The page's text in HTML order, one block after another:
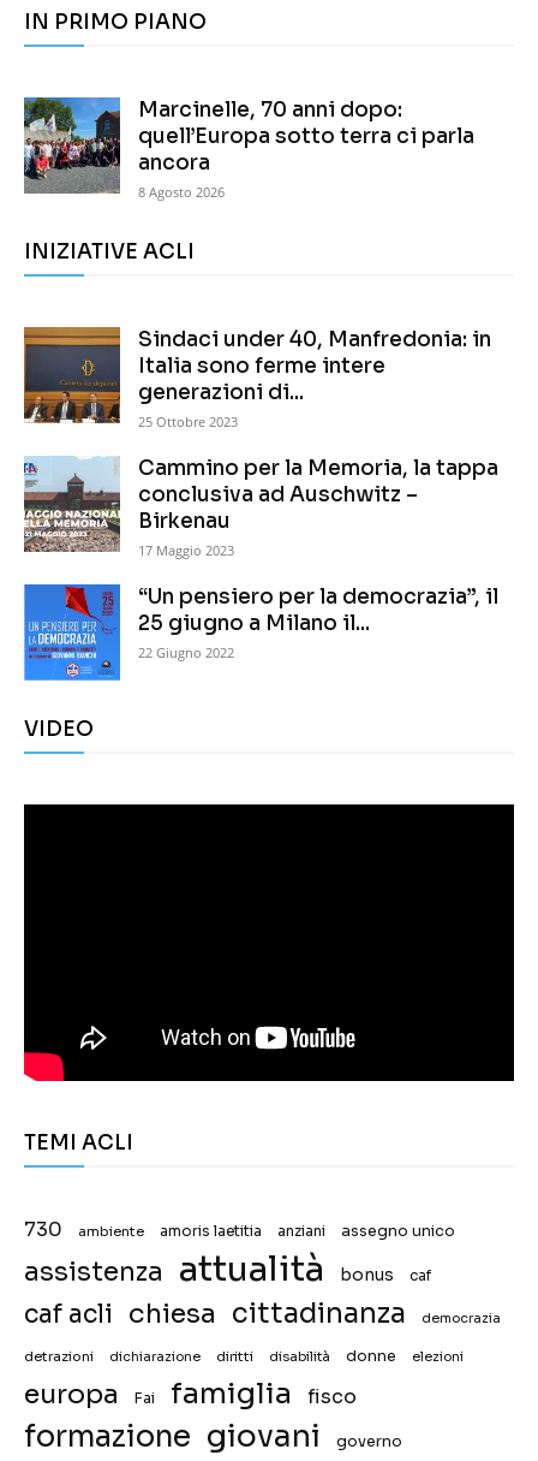
IN PRIMO PIANO
Marcinelle, 70 anni dopo:
quell’Europa sotto terra ci parla
ancora
8 Agosto 2026
INIZIATIVE ACLI
Sindaci under 40, Manfredonia: in
Italia sono ferme intere
generazioni di...
25 Ottobre 2023
Cammino per la Memoria, la tappa
conclusiva ad Auschwitz –
Birkenau
17 Maggio 2023
“Un pensiero per la democrazia”, il
25 giugno a Milano il...
22 Giugno 2022
VIDEO
TEMI ACLI
730 ambiente amoris laetitia anziani assegno unico
assistenza attualità bonus caf
caf acli chiesa cittadinanza democrazia
detrazioni dichiarazione diritti disabilità donne elezioni
europa Fai famiglia fisco
formazione giovani governo